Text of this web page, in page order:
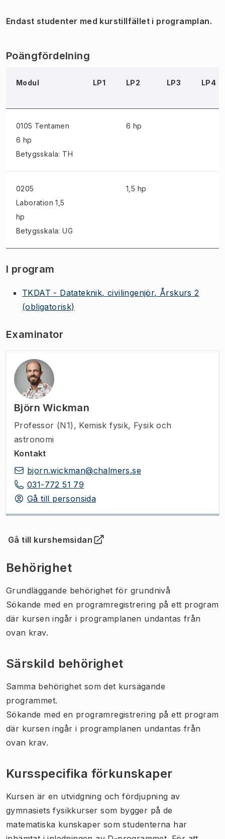
Endast studenter med kurstillfället i programplan.
Poängfördelning
Modul LP1 LP2 LP3 LP4
0105 Tentamen
6 hp
Betygsskala: TH
6 hp
0205
Laboration 1,5
hp
Betygsskala: UG
1,5 hp
I program
TKDAT - Datateknik, civilingenjör, Årskurs 2
(obligatorisk)
Examinator
Björn Wickman
Professor (N1) , Kemisk fysik, Fysik och
astronomi
Kontakt
bjorn.wickman@chalmers.se
031-772 51 79
Gå till personsida
Gå till kurshemsidan
(Öppnas i ny flik)
Behörighet
Grundläggande behörighet för grundnivå
Sökande med en programregistrering på ett program
där kursen ingår i programplanen undantas från
ovan krav.
Särskild behörighet
Samma behörighet som det kursägande
programmet.
Sökande med en programregistrering på ett program
där kursen ingår i programplanen undantas från
ovan krav.
Kursspecifika förkunskaper
Kursen är en utvidgning och fördjupning av
gymnasiets fysikkurser som bygger på de
matematiska kunskaper som studenterna har